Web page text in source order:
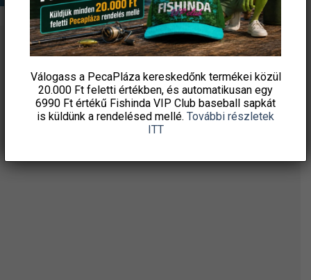
ÉRTESÜLJ ELSŐKÉNT! IRATKOZZ FEL A
HÍRLEVELÜNKRE!
Válogass a PecaPláza kereskedőnk termékei közül
20.000 Ft feletti értékben, és automatikusan egy
6990 Ft értékű Fishinda VIP Club baseball sapkát
is küldünk a rendelésed mellé. További részletek
ITT